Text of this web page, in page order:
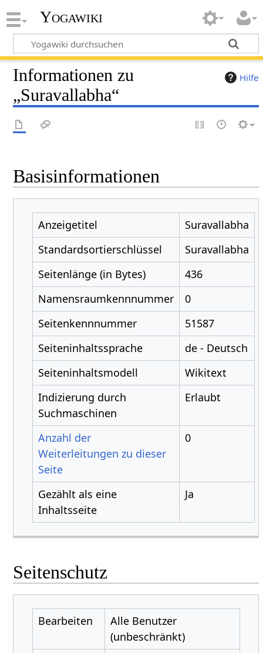
Yogawiki
Hilfe
Informationen zu
„Suravallabha“
Basisinformationen
Anzeigetitel
Suravallabha
Standardsortierschlüssel
Suravallabha
Seitenlänge (in Bytes)
436
Namensraumkennnummer
0
Seitenkennnummer
51587
Seiteninhaltssprache
de - Deutsch
Seiteninhaltsmodell
Wikitext
Indizierung durch
Suchmaschinen
Erlaubt
Anzahl der
Weiterleitungen zu dieser
Seite
0
Gezählt als eine
Inhaltsseite
Ja
Seitenschutz
Bearbeiten
Alle Benutzer
(unbeschränkt)